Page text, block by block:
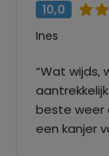
10,0
Ines
“Wat wijds,
beste weer
een kanjer